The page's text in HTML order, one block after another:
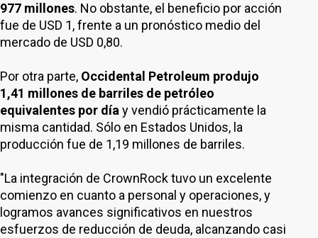
977 millones. No obstante, el beneficio por acción
fue de USD 1, frente a un pronóstico medio del
mercado de USD 0,80.
Por otra parte, Occidental Petroleum produjo
1,41 millones de barriles de petróleo
equivalentes por día y vendió prácticamente la
misma cantidad. Sólo en Estados Unidos, la
producción fue de 1,19 millones de barriles.
"La integración de CrownRock tuvo un excelente
comienzo en cuanto a personal y operaciones, y
logramos avances significativos en nuestros
esfuerzos de reducción de deuda, alcanzando casi